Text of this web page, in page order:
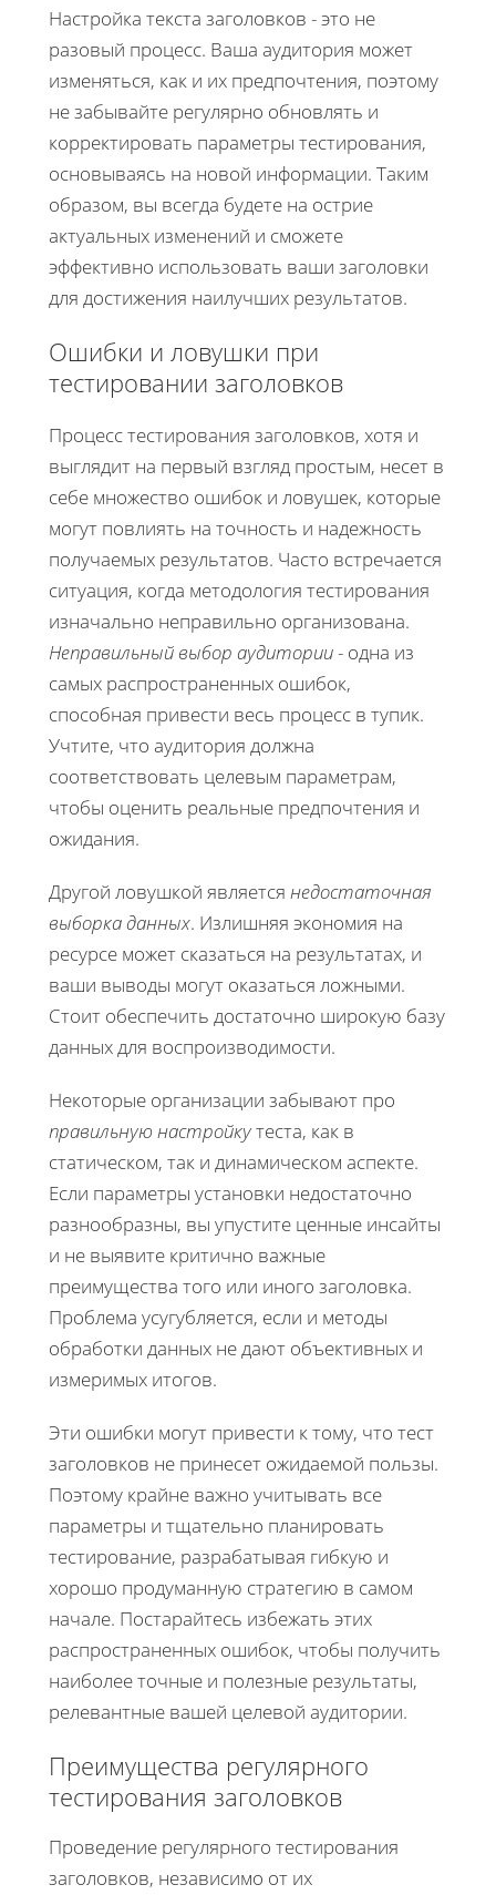
Настройка текста заголовков - это не
разовый процесс. Ваша аудитория может
изменяться, как и их предпочтения, поэтому
не забывайте регулярно обновлять и
корректировать параметры тестирования,
основываясь на новой информации. Таким
образом, вы всегда будете на острие
актуальных изменений и сможете
эффективно использовать ваши заголовки
для достижения наилучших результатов.
Ошибки и ловушки при
тестировании заголовков
Процесс тестирования заголовков, хотя и
выглядит на первый взгляд простым, несет в
себе множество ошибок и ловушек, которые
могут повлиять на точность и надежность
получаемых результатов. Часто встречается
ситуация, когда методология тестирования
изначально неправильно организована.
Неправильный выбор аудитории- одна из
самых распространенных ошибок,
способная привести весь процесс в тупик.
Учтите, что аудитория должна
соответствовать целевым параметрам,
чтобы оценить реальные предпочтения и
ожидания.
Другой ловушкой является недостаточная
выборка данных. Излишняя экономия на
ресурсе может сказаться на результатах, и
ваши выводы могут оказаться ложными.
Стоит обеспечить достаточно широкую базу
данных для воспроизводимости.
Некоторые организации забывают про
правильную настройкутеста, как в
статическом, так и динамическом аспекте.
Если параметры установки недостаточно
разнообразны, вы упустите ценные инсайты
и не выявите критично важные
преимущества того или иного заголовка.
Проблема усугубляется, если и методы
обработки данных не дают объективных и
измеримых итогов.
Эти ошибки могут привести к тому, что тест
заголовков не принесет ожидаемой пользы.
Поэтому крайне важно учитывать все
параметры и тщательно планировать
тестирование, разрабатывая гибкую и
хорошо продуманную стратегию в самом
начале. Постарайтесь избежать этих
распространенных ошибок, чтобы получить
наиболее точные и полезные результаты,
релевантные вашей целевой аудитории.
Преимущества регулярного
тестирования заголовков
Проведение регулярного тестирования
заголовков, независимо от их